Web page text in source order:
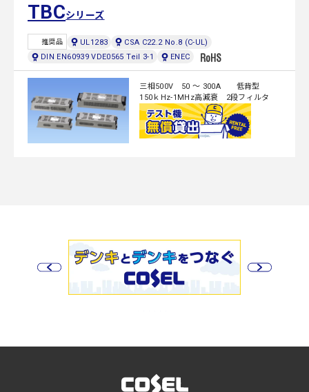
TBCシリーズ
推奨品 UL1283
CSA C22.2 No.8 (C-UL)
DIN EN60939 VDE0565 Teil 3-1
ENEC
三相500V 50 ～ 300A 低背型
150ｋHz-1MHz高減衰 2段フィルタ